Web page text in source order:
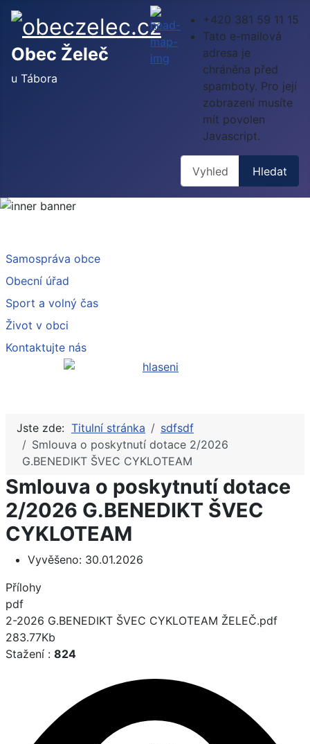
Obec Želeč
u Tábora
+420 381 59 11 15
Tato e-mailová
adresa je
chráněna před
spamboty. Pro její
zobrazení musíte
mít povolen
Javascript.
Hledat
Samospráva obce
Obecní úřad
Sport a volný čas
Život v obci
Kontaktujte nás
Jste zde: Titulní stránka
sdfsdf
Smlouva o poskytnutí dotace 2/2026
G.BENEDIKT ŠVEC CYKLOTEAM
Smlouva o poskytnutí dotace
2/2026 G.BENEDIKT ŠVEC
CYKLOTEAM
Vyvěšeno: 30.01.2026
Přílohy
pdf
2-2026 G.BENEDIKT ŠVEC CYKLOTEAM ŽELEČ.pdf
283.77Kb
Stažení : 824